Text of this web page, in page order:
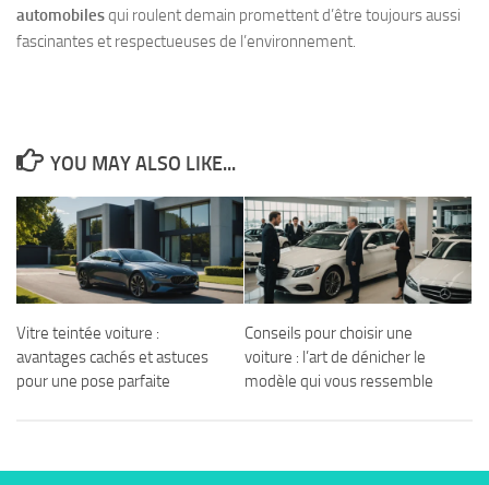
automobilesqui roulent demain promettent d’être toujours aussi
fascinantes et respectueuses de l’environnement.
YOU MAY ALSO LIKE...
Vitre teintée voiture :
avantages cachés et astuces
pour une pose parfaite
Conseils pour choisir une
voiture : l’art de dénicher le
modèle qui vous ressemble